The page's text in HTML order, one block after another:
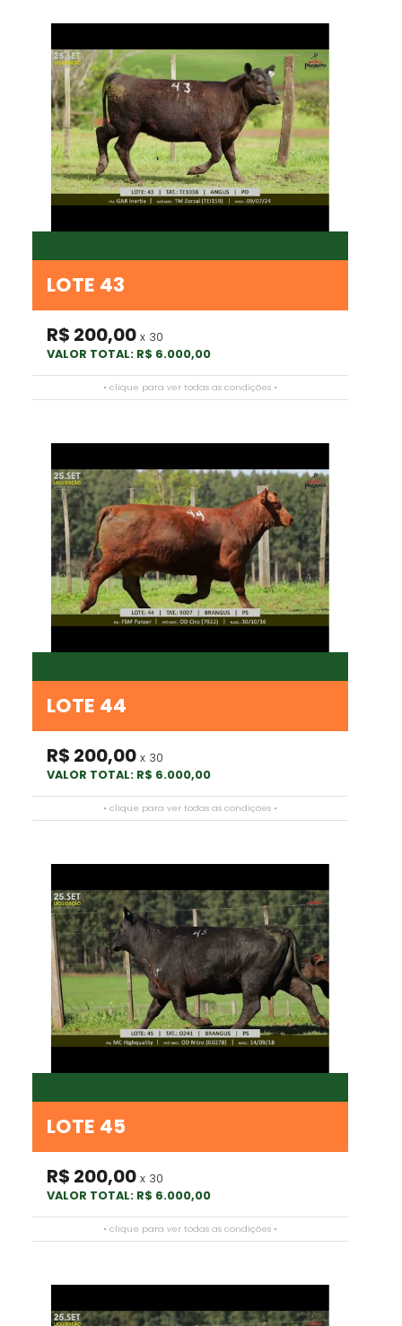
LOTE 43
R$ 200,00 x 30
VALOR TOTAL: R$ 6.000,00
• clique para ver todas as condições •
LOTE 44
R$ 200,00 x 30
VALOR TOTAL: R$ 6.000,00
• clique para ver todas as condições •
LOTE 45
R$ 200,00 x 30
VALOR TOTAL: R$ 6.000,00
• clique para ver todas as condições •